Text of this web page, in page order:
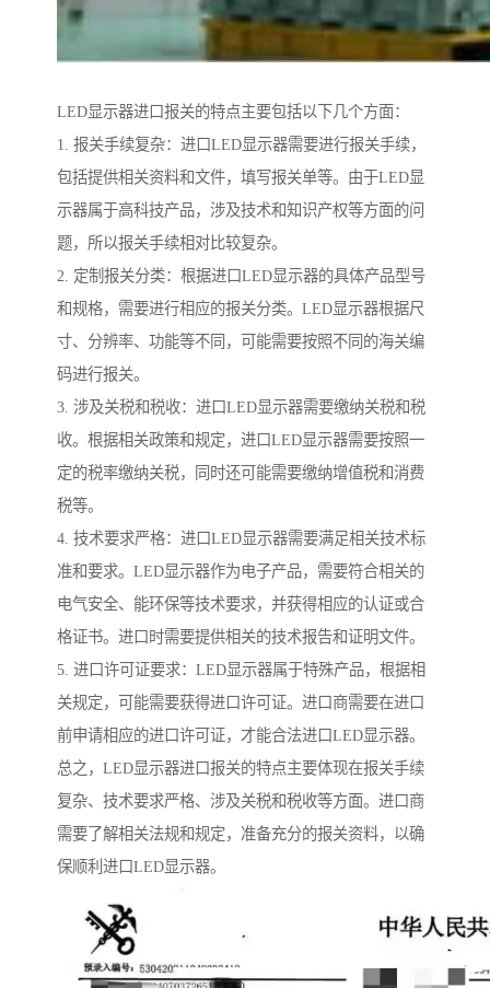
LED显示器进口报关的特点主要包括以下几个方面：
1. 报关手续复杂：进口LED显示器需要进行报关手续，
包括提供相关资料和文件，填写报关单等。由于LED显
示器属于高科技产品，涉及技术和知识产权等方面的问
题，所以报关手续相对比较复杂。
2. 定制报关分类：根据进口LED显示器的具体产品型号
和规格，需要进行相应的报关分类。LED显示器根据尺
寸、分辨率、功能等不同，可能需要按照不同的海关编
码进行报关。
3. 涉及关税和税收：进口LED显示器需要缴纳关税和税
收。根据相关政策和规定，进口LED显示器需要按照一
定的税率缴纳关税，同时还可能需要缴纳增值税和消费
税等。
4. 技术要求严格：进口LED显示器需要满足相关技术标
准和要求。LED显示器作为电子产品，需要符合相关的
电气安全、能环保等技术要求，并获得相应的认证或合
格证书。进口时需要提供相关的技术报告和证明文件。
5. 进口许可证要求：LED显示器属于特殊产品，根据相
关规定，可能需要获得进口许可证。进口商需要在进口
前申请相应的进口许可证，才能合法进口LED显示器。
总之，LED显示器进口报关的特点主要体现在报关手续
复杂、技术要求严格、涉及关税和税收等方面。进口商
需要了解相关法规和规定，准备充分的报关资料，以确
保顺利进口LED显示器。